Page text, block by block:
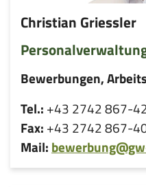
Christian Griessler
Bewerbungen,
Tel.: +43 2742 867-
Fax: +43 2742 867-
Mail: